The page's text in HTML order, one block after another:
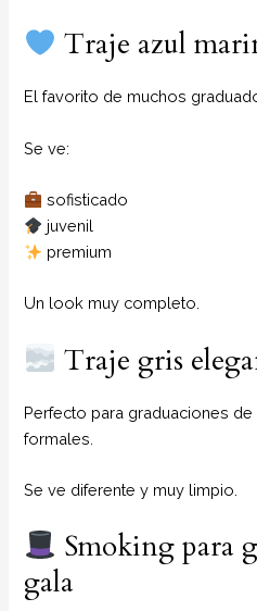
Traje azul
El favorito de muchos
Se ve:
sofisticado
juvenil
premium
Un look muy completo.
Traje gris
Perfecto para graduaciones
formales.
Se ve diferente y muy limpio.
Smoking para
gala